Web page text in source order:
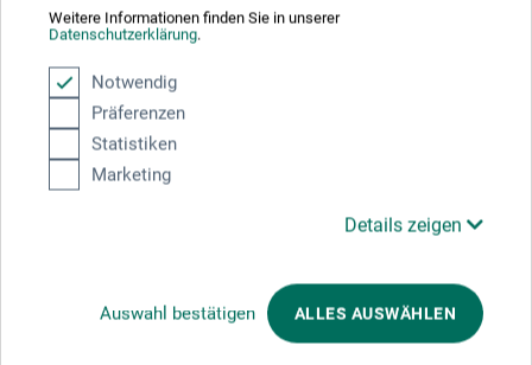
Weitere Informationen finden Sie in unserer
Datenschutzerklärung.
Notwendig
Präferenzen
Statistiken
Marketing
Details zeigen
Auswahl bestätigen ALLES AUSWÄHLEN
selbst schwierigste Themen mit viel Freude und Humor zu
vermitteln | seit Jahren Kunsttrainerin im In- und Ausland | ihr
Motto: „Zeichnen lernen muss Spass machen: sehen,
begeistern und animieren... Kunst macht glücklich.“
www.herz-der-kunst.ch